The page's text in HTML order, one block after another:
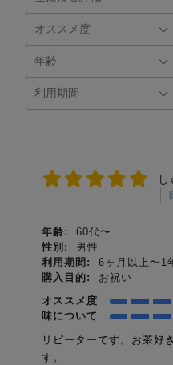
年齢:
60代〜
性別:
男性
利用期間:
6ヶ月以上〜1
購入目的:
お祝い
オススメ度
味について
リピーターです。お茶好
す。